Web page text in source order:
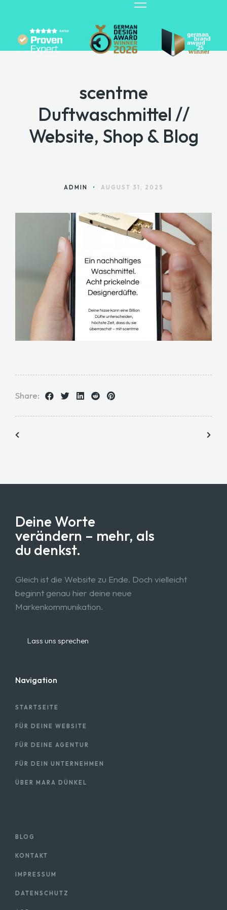
HOME
ANGEBOTE
ÜBER MARA
scentme
Duftwaschmittel //
Website, Shop & Blog
ADMIN • AUGUST 31, 2025
Share:
Deine Worte
verändern – mehr, als
du denkst.
Gleich ist die Website zu Ende. Doch vielleicht
beginnt genau hier deine neue
Markenkommunikation.
Lass uns sprechen
Navigation
STARTSEITE
FÜR DEINE WEBSITE
FÜR DEINE AGENTUR
FÜR DEIN UNTERNEHMEN
ÜBER MARA DÜNKEL
BLOG
KONTAKT
IMPRESSUM
DATENSCHUTZ